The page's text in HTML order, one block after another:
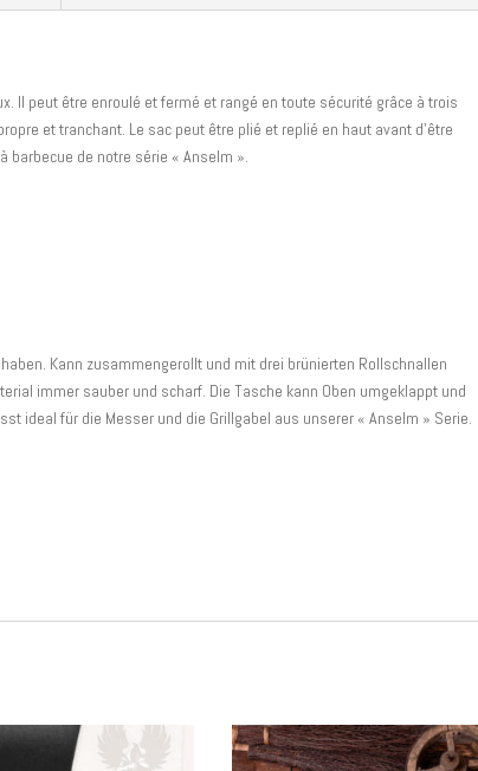
noir
Il peut être enroulé et fermé et rangé en toute sécurité grâce à trois
et tranchant. Le sac peut être plié et replié en haut avant d’être
de notre série « Anselm ».
Kann zusammengerollt und mit drei brünierten Rollschnallen
immer sauber und scharf. Die Tasche kann Oben umgeklappt und
ideal für die Messer und die Grillgabel aus unserer « Anselm » Serie.